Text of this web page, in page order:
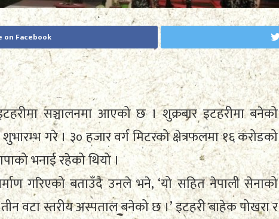
on Facebook
सञ्चालनमा आएको छ । शुक्रबार इटहरीमा बनेको
गरे । ३० हजार वर्ग मिटरको क्षेत्रफलमा १६ करोडको
भनाई रहेको थियो ।
गरिएको बताउँदै उनले भने, ‘यो सहित नेपाली सेनाको
वटा स्तरीय अस्पताल बनेको छ ।’ इटहरी बाहेक पोखरा र